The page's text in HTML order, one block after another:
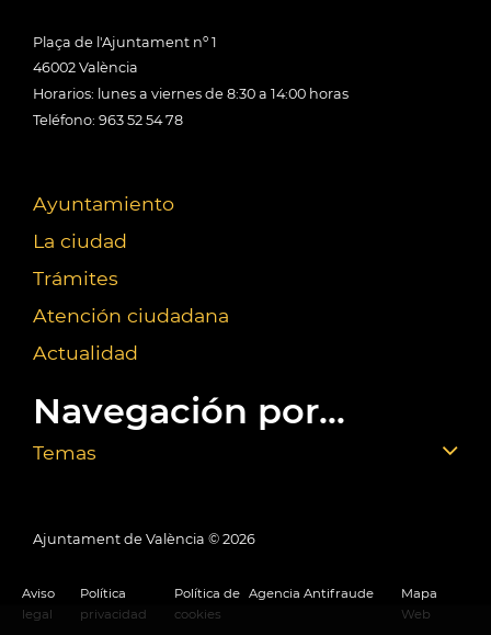
Plaça de l'Ajuntament nº 1
46002 València
Horarios: lunes a viernes de 8:30 a 14:00 horas
Teléfono: 963 52 54 78
Ayuntamiento
La ciudad
Trámites
Atención ciudadana
Actualidad
Navegación por...
Temas
Ajuntament de València © 2026
Aviso
legal
Política
privacidad
Política de
cookies
Agencia Antifraude
Mapa
Web